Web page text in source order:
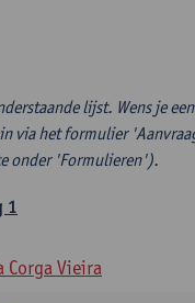
lijst. Wens je
via het formulier
onder 'Formulieren').
1
Corga Vieira